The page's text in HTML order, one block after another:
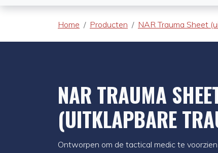
Home Producten NAR Trauma Sheet
NAR TRAUMA
(UITKLAPBARE
Ontworpen om de tactical medic te